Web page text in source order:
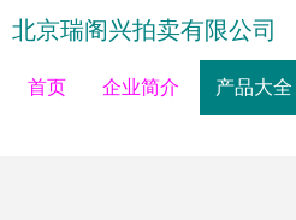
北京瑞阁兴拍卖有限公司
首页 企业简介 产品大全